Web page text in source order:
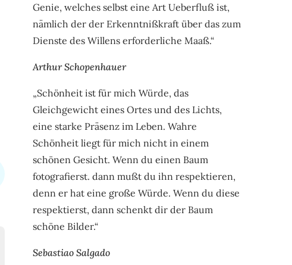
Genie, welches selbst eine Art Ueberfluß ist,
nämlich der der Erkenntnißkraft über das zum
Dienste des Willens erforderliche Maaß.“
Arthur Schopenhauer
„Schönheit ist für mich Würde, das
Gleichgewicht eines Ortes und des Lichts,
eine starke Präsenz im Leben. Wahre
Schönheit liegt für mich nicht in einem
schönen Gesicht. Wenn du einen Baum
fotografierst. dann mußt du ihn respektieren,
denn er hat eine große Würde. Wenn du diese
respektierst, dann schenkt dir der Baum
schöne Bilder.“
Sebastiao Salgado